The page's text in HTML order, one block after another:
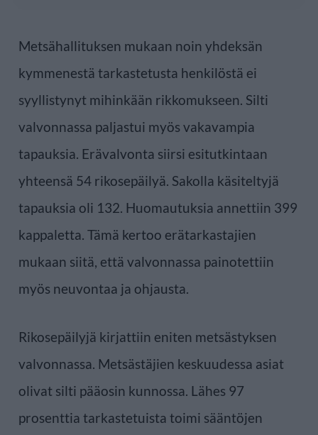
Metsähallituksen mukaan noin yhdeksän
kymmenestä tarkastetusta henkilöstä ei
syyllistynyt mihinkään rikkomukseen. Silti
valvonnassa paljastui myös vakavampia
tapauksia. Erävalvonta siirsi esitutkintaan
yhteensä 54 rikosepäilyä. Sakolla käsiteltyjä
tapauksia oli 132. Huomautuksia annettiin 399
kappaletta. Tämä kertoo erätarkastajien
mukaan siitä, että valvonnassa painotettiin
myös neuvontaa ja ohjausta.
Rikosepäilyjä kirjattiin eniten metsästyksen
valvonnassa. Metsästäjien keskuudessa asiat
olivat silti pääosin kunnossa. Lähes 97
prosenttia tarkastetuista toimi sääntöjen